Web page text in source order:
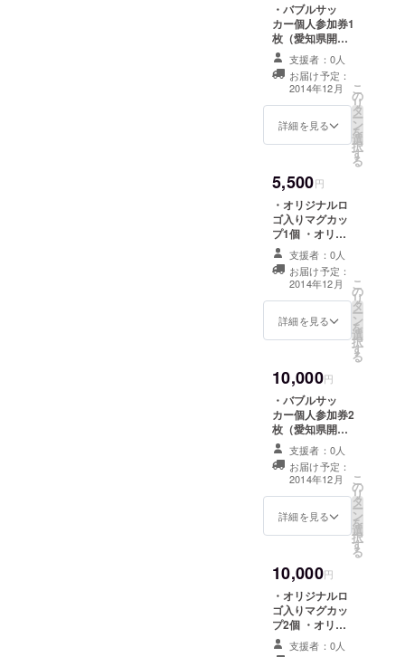
・バブルサッ
カー個人参加券1
枚（愛知県開催
のためプレゼン
ト可） ・オリジ
ナルボールペン2
本 ・お礼のメッ
セージをお送り
します ・バブル
データを5枚お送
Facebookペー
ジにて「協力
者」として名前
掲載（記事1回）
支援者：0人
お届け予定：
2014年12月
詳細を見る
こ
の
リ
タ
ー
ン
を
選
択
す
る
5,500円
・オリジナルロ
ゴ入りマグカッ
プ1個 ・オリジ
ナルボールペン2
本 ・お礼のメッ
セージをお送り
します ・バブル
サッカー写真
データを5枚お送
者」として名前
掲載（記事1回）
支援者：0人
お届け予定：
2014年12月
詳細を見る
こ
の
リ
タ
ー
ン
を
選
択
す
る
10,000円
・バブルサッ
カー個人参加券2
枚（愛知県開催
のためプレゼン
ト可） ・オリジ
ナルボールペン4
セージをお送り
します ・バブル
データを5枚お送
Facebookペー
ジにて「協力
者」として名前
掲載（記事2回）
支援者：0人
お届け予定：
2014年12月
詳細を見る
こ
の
リ
タ
ー
ン
を
選
択
す
る
10,000円
・オリジナルロ
ゴ入りマグカッ
プ2個 ・オリジ
ナルボールペン4
支援者：0人